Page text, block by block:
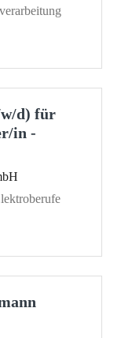
d) für
in -